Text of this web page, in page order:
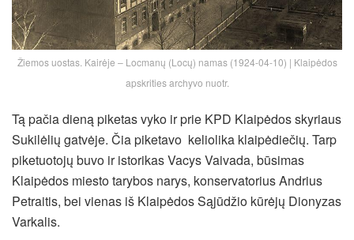
Žiemos uostas. Kairėje – Locmanų (Locų) namas (1924-04-10) | Klaipėdos
apskrities archyvo nuotr.
Tą pačia dieną piketas vyko ir prie KPD Klaipėdos skyriaus
Sukilėlių gatvėje. Čia piketavo keliolika klaipėdiečių. Tarp
piketuotojų buvo ir istorikas Vacys Vaivada, būsimas
Klaipėdos miesto tarybos narys, konservatorius Andrius
Petraitis, bei vienas iš Klaipėdos Sąjūdžio kūrėjų Dionyzas
Varkalis.